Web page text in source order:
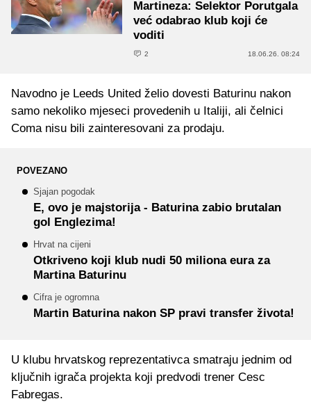
Martineza: Selektor Porutgala
već odabrao klub koji će
voditi
2 18.06.26. 08:24
Navodno je Leeds United želio dovesti Baturinu nakon
samo nekoliko mjeseci provedenih u Italiji, ali čelnici
Coma nisu bili zainteresovani za prodaju.
POVEZANO
Sjajan pogodak
E, ovo je majstorija - Baturina zabio brutalan
gol Englezima!
Hrvat na cijeni
Otkriveno koji klub nudi 50 miliona eura za
Martina Baturinu
Cifra je ogromna
Martin Baturina nakon SP pravi transfer života!
U klubu hrvatskog reprezentativca smatraju jednim od
ključnih igrača projekta koji predvodi trener Cesc
Fabregas.